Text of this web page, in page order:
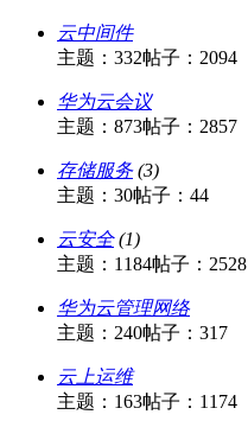
云中间件
主题：332帖子：2094
华为云会议
主题：873帖子：2857
存储服务 (3)
主题：30帖子：44
云安全 (1)
主题：1184帖子：2528
华为云管理网络
主题：240帖子：317
云上运维
主题：163帖子：1174